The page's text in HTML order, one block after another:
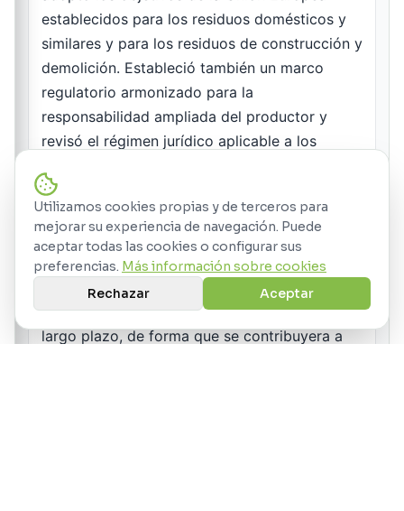
Utilizamos cookies propias y de terceros para
mejorar su experiencia de navegación. Puede
aceptar todas las cookies o configurar sus
preferencias. Más información sobre cookies
Rechazar
Aceptar